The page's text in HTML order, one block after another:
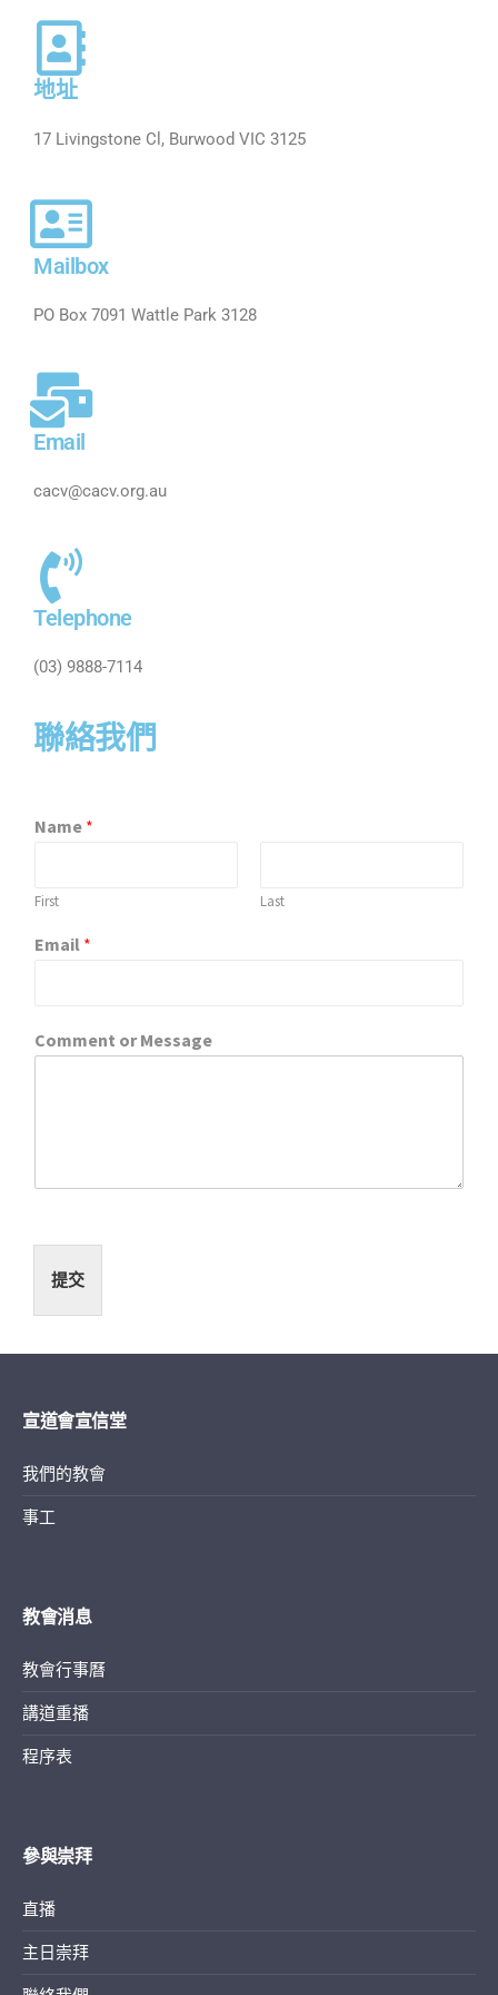
地址
17 Livingstone Cl, Burwood VIC 3125
Mailbox
PO Box 7091 Wattle Park 3128
Email
cacv@cacv.org.au
Telephone
(03) 9888-7114
聯絡我們
Name *
First Last
Email *
Comment or Message
提交
宣道會宣信堂
我們的教會
事工
教會消息
教會行事曆
講道重播
程序表
參與崇拜
直播
主日崇拜